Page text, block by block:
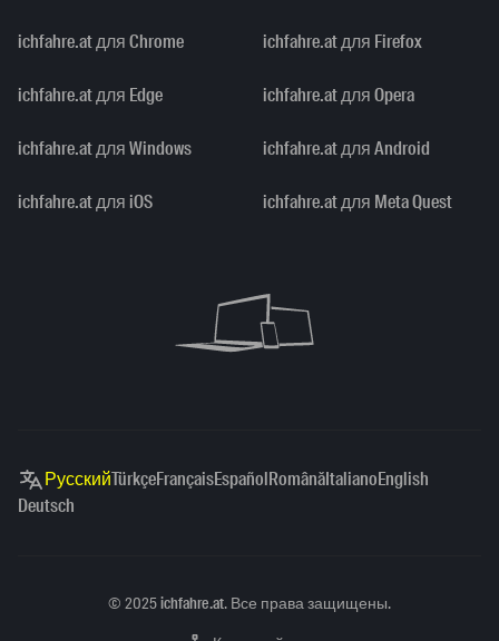
ichfahre.at для Chrome ichfahre.at для Firefox
ichfahre.at для Edge ichfahre.at для Opera
ichfahre.at для Windows ichfahre.at для Android
ichfahre.at для iOS ichfahre.at для Meta Quest
РусскийTürkçeFrançaisEspañolRomânăItalianoEnglish
Deutsch
Copyright
© 2025ichfahre.at. Все права защищены.